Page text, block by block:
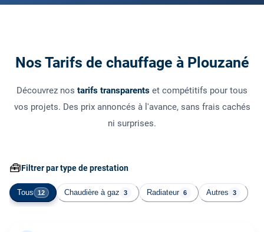
Nos Tarifs de chauffage à Plouzané
Découvrez nos tarifs transparents et compétitifs pour tous
vos projets. Des prix annoncés à l'avance, sans frais cachés
ni surprises.
🧰Filtrer par type de prestation
Tous 12 Chaudière à gaz 3 Radiateur 6 Autres 3